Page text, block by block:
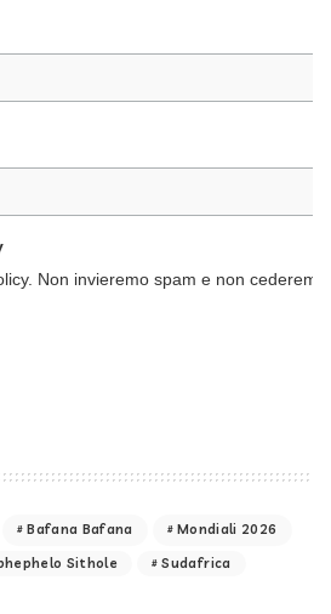
Non invieremo spam e non
Bafana Bafana
Mondiali 2026
Sithole Sudafrica